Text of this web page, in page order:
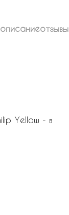
описаниеотзывы
Yellow - в